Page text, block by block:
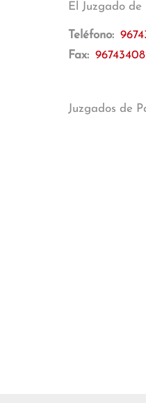
El Juzgado
Teléfono:
Fax:
Juzgados de